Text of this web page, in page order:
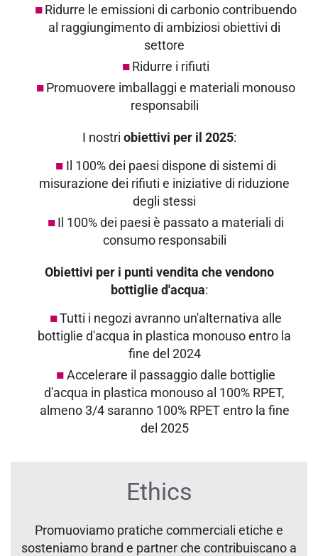
Ridurre le emissioni di carbonio contribuendo
al raggiungimento di ambiziosi obiettivi di
settore
Ridurre i rifiuti
Promuovere imballaggi e materiali monouso
responsabili
I nostri obiettivi per il 2025:
Il 100% dei paesi dispone di sistemi di
misurazione dei rifiuti e iniziative di riduzione
degli stessi
Il 100% dei paesi è passato a materiali di
consumo responsabili
Obiettivi per i punti vendita che vendono
bottiglie d'acqua:
Tutti i negozi avranno un'alternativa alle
bottiglie d'acqua in plastica monouso entro la
fine del 2024
Accelerare il passaggio dalle bottiglie
d'acqua in plastica monouso al 100% RPET,
almeno 3/4 saranno 100% RPET entro la fine
del 2025
Ethics
Promuoviamo pratiche commerciali etiche e
sosteniamo brand e partner che contribuiscano a